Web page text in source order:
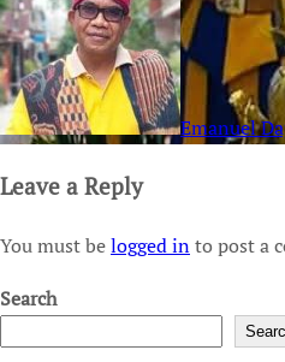
Emanuel
Leave a Reply
You must belogged into post a
Search